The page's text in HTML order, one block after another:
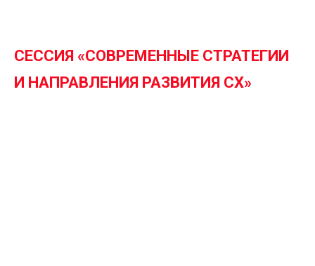
СЕССИЯ «СОВРЕМЕННЫЕ СТРАТЕГИИ
И НАПРАВЛЕНИЯ РАЗВИТИЯ CX»